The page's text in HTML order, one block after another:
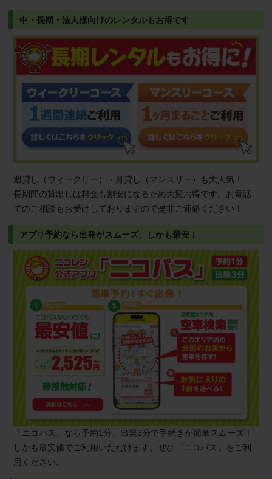
中・長期・法人様向けのレンタルもお得です
週貸し（ウィークリー）・月貸し（マンスリー）も大人気！
長期間の貸出しは料金も割安になるため大変お得です。お電話
でのご相談もお受けしておりますので是非ご連絡ください！
アプリ予約なら出発がスムーズ、しかも最安！
「ニコパス」なら予約1分、出発3分で手続きが簡単スムーズ！
しかも最安値でご利用いただけます。ぜひ「ニコパス」をご利
用ください。